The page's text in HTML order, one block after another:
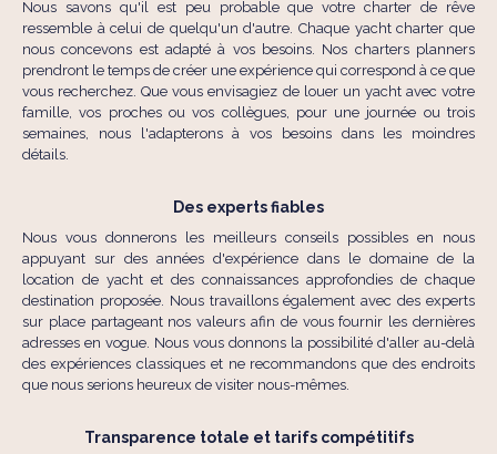
Nous savons qu'il est peu probable que votre charter de rêve
ressemble à celui de quelqu'un d'autre. Chaque yacht charter que
nous concevons est adapté à vos besoins. Nos charters planners
prendront le temps de créer une expérience qui correspond à ce que
vous recherchez. Que vous envisagiez de louer un yacht avec votre
famille, vos proches ou vos collègues, pour une journée ou trois
semaines, nous l'adapterons à vos besoins dans les moindres
détails.
Des experts fiables
Nous vous donnerons les meilleurs conseils possibles en nous
appuyant sur des années d'expérience dans le domaine de la
location de yacht et des connaissances approfondies de chaque
destination proposée. Nous travaillons également avec des experts
sur place partageant nos valeurs afin de vous fournir les dernières
adresses en vogue. Nous vous donnons la possibilité d'aller au-delà
des expériences classiques et ne recommandons que des endroits
que nous serions heureux de visiter nous-mêmes.
Transparence totale et tarifs compétitifs